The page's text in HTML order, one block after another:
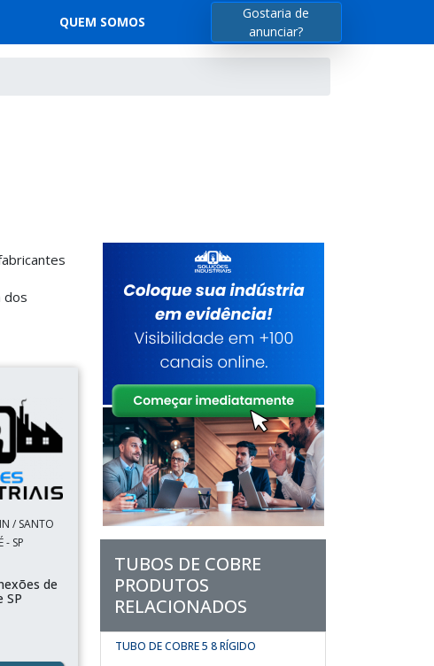
QUEM SOMOS
Gostaria de
anunciar?
dos
/ SANTO
- SP
de
SP
TUBOS DE COBRE
PRODUTOS
RELACIONADOS
TUBO DE COBRE 5 8 RÍGIDO